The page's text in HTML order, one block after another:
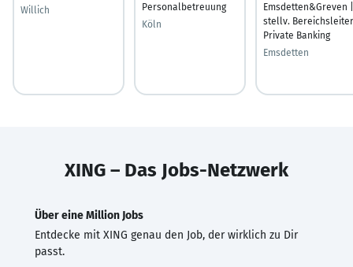
Willich
Personalbetreuung
Köln
Emsdetten&Greven |
stellv. Bereichsleiter
Private Banking
Emsdetten
XING – Das Jobs-Netzwerk
Über eine Million Jobs
Entdecke mit XING genau den Job, der wirklich zu Dir
passt.